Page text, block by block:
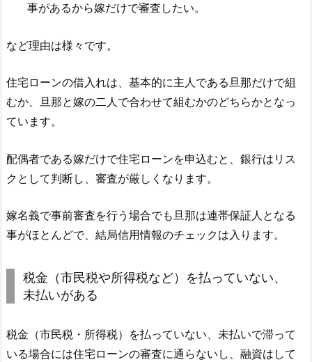
事があるから嫁だけで審査したい。
など理由は様々です。
住宅ローンの借入れは、基本的に主人である旦那だけで組
むか、旦那と嫁の二人で合わせて組むかのどちらかとなっ
ています。
配偶者である嫁だけで住宅ローンを申込むと、銀行はリス
クとして判断し、審査が厳しくなります。
嫁名義で事前審査を行う場合でも旦那は連帯保証人となる
事がほとんどで、結局信用情報のチェックは入ります。
税金（市民税や所得税など）を払っていない、
未払いがある
税金（市民税・所得税）を払っていない、未払いで滞って
いる場合には住宅ローンの審査に通らないし、融資はして